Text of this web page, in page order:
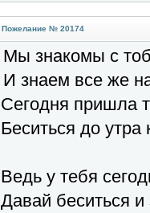
Пожелание № 20174
Мы знакомы с
И знаем все же
Сегодня пришла
Беситься до утра
Ведь у тебя
Давай беситься и